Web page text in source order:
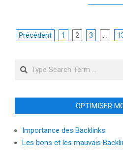
Pagination
publications
Précédent 1 2 3 …
Search
OPTIMISER
Importance des Backlinks
Les bons et les mauvais